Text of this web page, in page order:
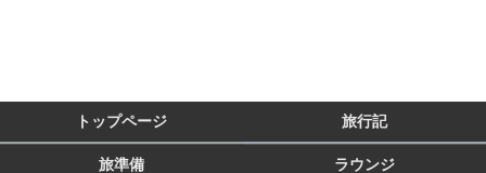
トップページ 旅行記
旅準備 ラウンジ